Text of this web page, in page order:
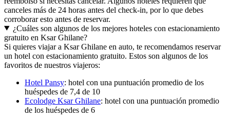
canceles más de 24 horas antes del check-in, por lo que debes
corroborar esto antes de reservar.
¿Cuáles son algunos de los mejores hoteles con estacionamiento
gratuito en Ksar Ghilane?
Si quieres viajar a Ksar Ghilane en auto, te recomendamos reservar
un hotel con estacionamiento gratuito. Estos son algunos de los
favoritos de nuestros viajeros:
Hotel Pansy: hotel con una puntuación promedio de los
huéspedes de 7,4 de 10
Ecolodge Ksar Ghilane: hotel con una puntuación promedio
de los huéspedes de 6